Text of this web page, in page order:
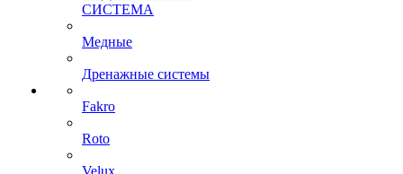
СИСТЕМА
Медные
Дренажные системы
Fakro
Roto
Velux